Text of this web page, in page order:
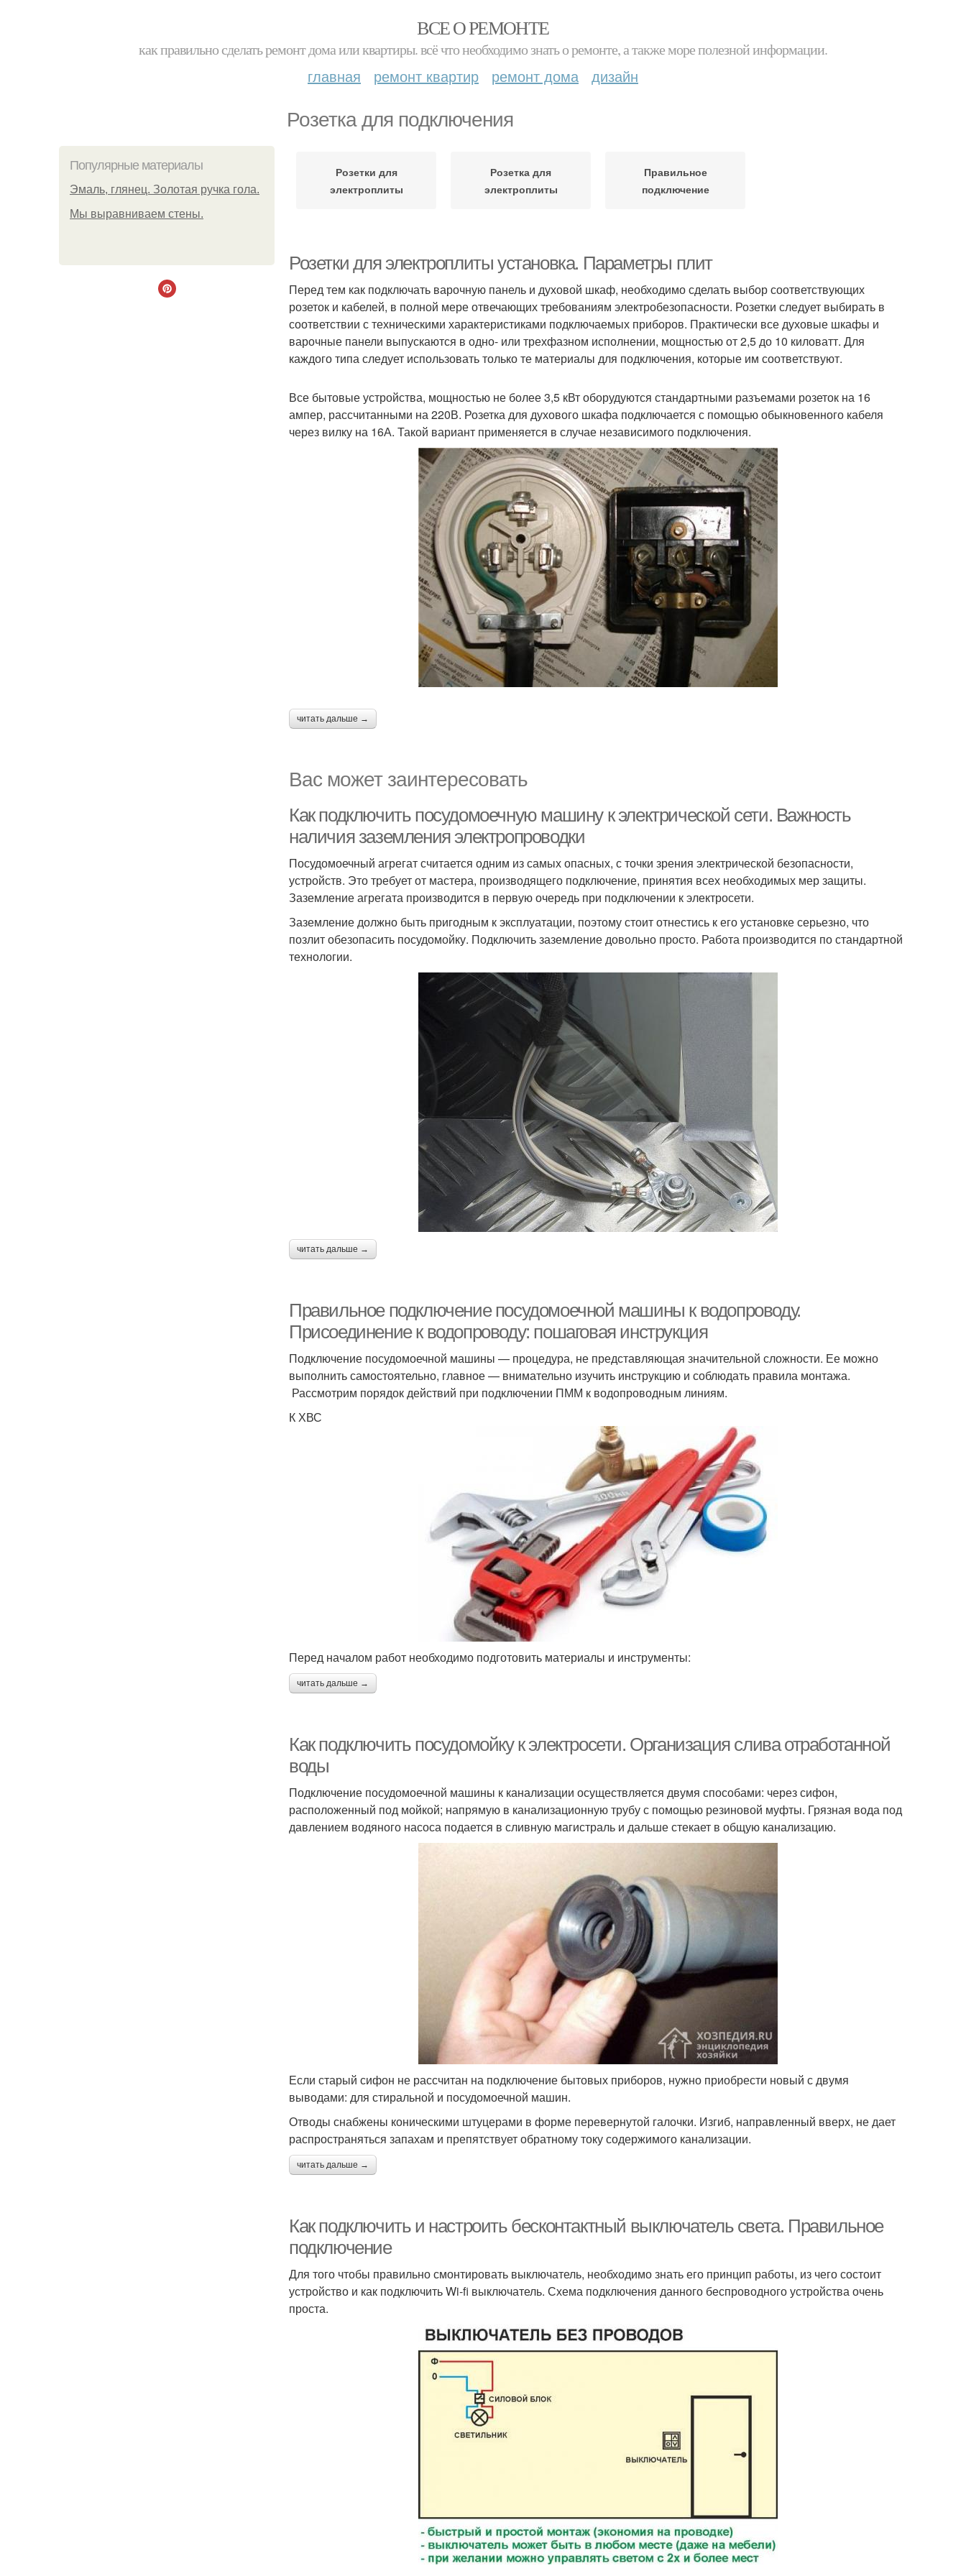
ВСЕ О РЕМОНТЕ
как правильно сделать ремонт дома или квартиры. всё что необходимо знать о ремонте, а также море полезной информации.
главная ремонт квартир ремонт дома дизайн
Розетка для подключения
Популярные материалы
Эмаль, глянец. Золотая ручка гола.
Мы выравниваем стены.
Розетки для
электроплиты
Розетка для
электроплиты
Правильное
подключение
Розетки для электроплиты установка. Параметры плит
Перед тем как подключать варочную панель и духовой шкаф, необходимо сделать выбор соответствующих
розеток и кабелей, в полной мере отвечающих требованиям электробезопасности. Розетки следует выбирать в
соответствии с техническими характеристиками подключаемых приборов. Практически все духовые шкафы и
варочные панели выпускаются в одно- или трехфазном исполнении, мощностью от 2,5 до 10 киловатт. Для
каждого типа следует использовать только те материалы для подключения, которые им соответствуют.
Все бытовые устройства, мощностью не более 3,5 кВт оборудуются стандартными разъемами розеток на 16
ампер, рассчитанными на 220В. Розетка для духового шкафа подключается с помощью обыкновенного кабеля
через вилку на 16А. Такой вариант применяется в случае независимого подключения.
читать дальше →
Вас может заинтересовать
Как подключить посудомоечную машину к электрической сети. Важность
наличия заземления электропроводки
Посудомоечный агрегат считается одним из самых опасных, с точки зрения электрической безопасности,
устройств. Это требует от мастера, производящего подключение, принятия всех необходимых мер защиты.
Заземление агрегата производится в первую очередь при подключении к электросети.
Заземление должно быть пригодным к эксплуатации, поэтому стоит отнестись к его установке серьезно, что
позлит обезопасить посудомойку. Подключить заземление довольно просто. Работа производится по стандартной
технологии.
читать дальше →
Правильное подключение посудомоечной машины к водопроводу.
Присоединение к водопроводу: пошаговая инструкция
Подключение посудомоечной машины — процедура, не представляющая значительной сложности. Ее можно
выполнить самостоятельно, главное — внимательно изучить инструкцию и соблюдать правила монтажа.
Рассмотрим порядок действий при подключении ПММ к водопроводным линиям.
К ХВС
Перед началом работ необходимо подготовить материалы и инструменты:
читать дальше →
Как подключить посудомойку к электросети. Организация слива отработанной
воды
Подключение посудомоечной машины к канализации осуществляется двумя способами: через сифон,
расположенный под мойкой; напрямую в канализационную трубу с помощью резиновой муфты. Грязная вода под
давлением водяного насоса подается в сливную магистраль и дальше стекает в общую канализацию.
Если старый сифон не рассчитан на подключение бытовых приборов, нужно приобрести новый с двумя
выводами: для стиральной и посудомоечной машин.
Отводы снабжены коническими штуцерами в форме перевернутой галочки. Изгиб, направленный вверх, не дает
распространяться запахам и препятствует обратному току содержимого канализации.
читать дальше →
Как подключить и настроить бесконтактный выключатель света. Правильное
подключение
Для того чтобы правильно смонтировать выключатель, необходимо знать его принцип работы, из чего состоит
устройство и как подключить Wi-fi выключатель. Схема подключения данного беспроводного устройства очень
проста.